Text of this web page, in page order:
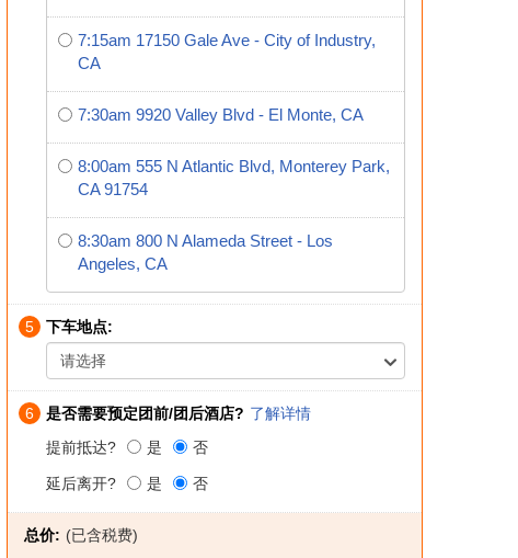
7:15am 17150 Gale Ave - City of Industry,
CA
7:30am 9920 Valley Blvd - El Monte, CA
8:00am 555 N Atlantic Blvd, Monterey Park,
CA 91754
8:30am 800 N Alameda Street - Los
Angeles, CA
5
下车地点:
请选择
6 是否需要预定团前/团后酒店? 了解详情
提前抵达?
是 否
延后离开? 是 否
总价: (已含税费)